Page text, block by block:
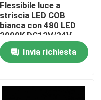
Flessibile luce a
striscia LED COB
bianca con 480 LED
3000K DC12V/24V
Invia richiesta